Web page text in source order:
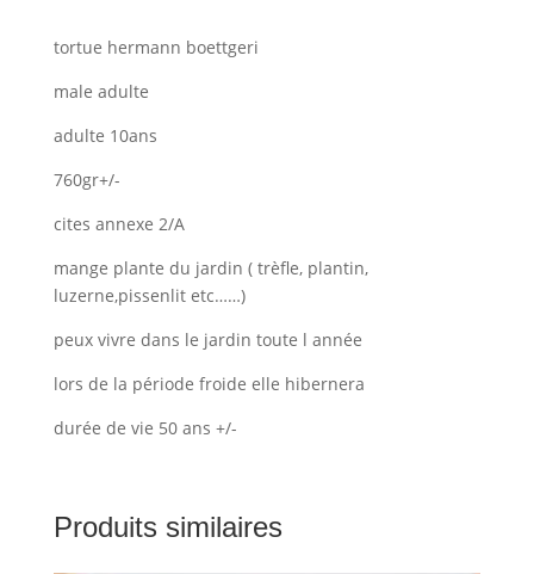
tortue hermann boettgeri
male adulte
adulte 10ans
760gr+/-
cites annexe 2/A
mange plante du jardin ( trèfle, plantin,
luzerne,pissenlit etc……)
peux vivre dans le jardin toute l année
lors de la période froide elle hibernera
durée de vie 50 ans +/-
Produits similaires